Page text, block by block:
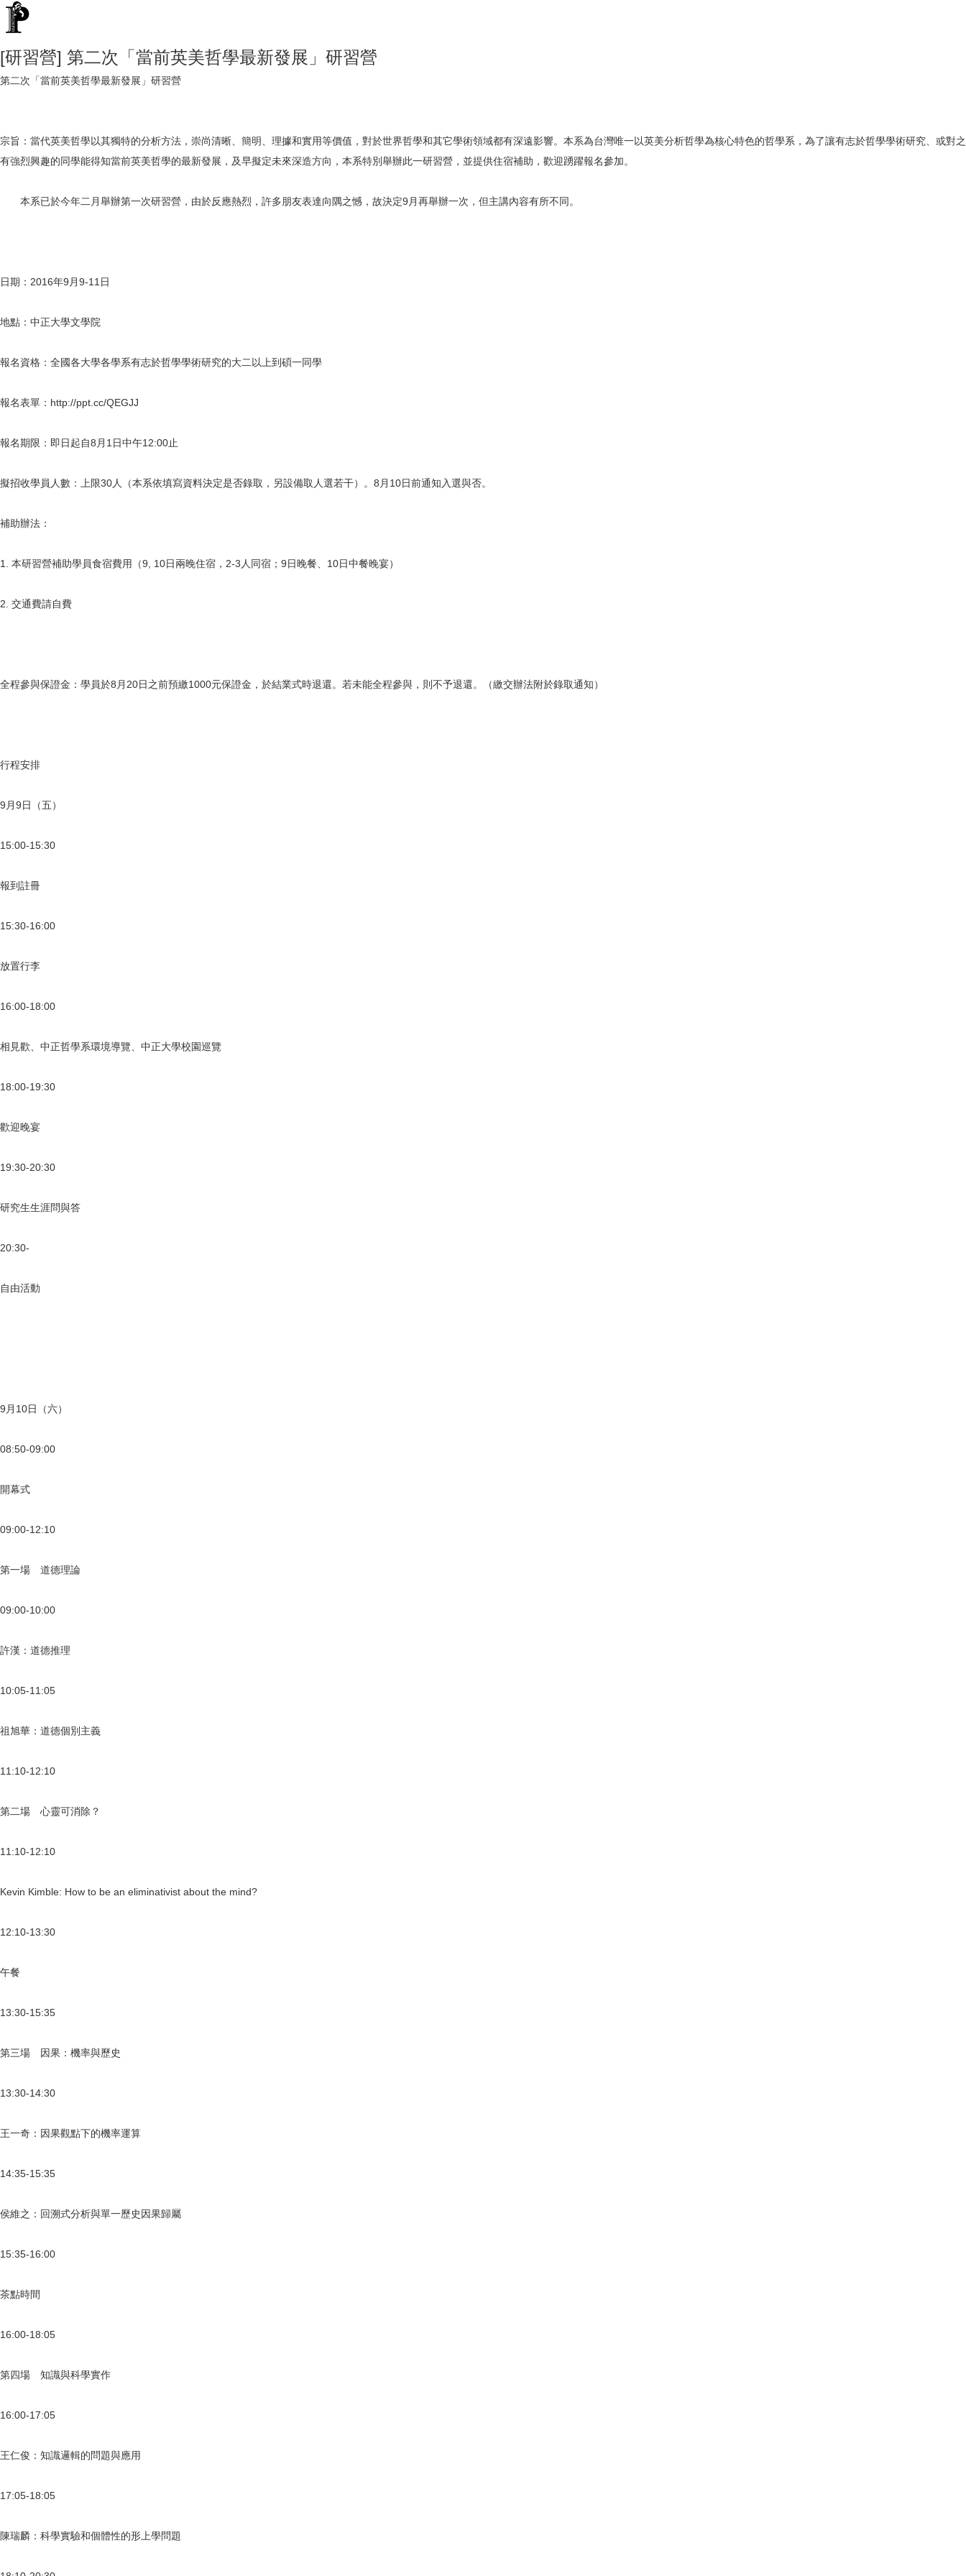
[研習營] 第二次「當前英美哲學最新發展」研習營
第二次「當前英美哲學最新發展」研習營
宗旨：當代英美哲學以其獨特的分析方法，崇尚清晰、簡明、理據和實用等價值，對於世界哲學和其它學術領域都有深遠影響。本系為台灣唯一以英美分析哲學為核心特色的哲學系，為了讓有志於哲學學術研究、或對之
有強烈興趣的同學能得知當前英美哲學的最新發展，及早擬定未來深造方向，本系特別舉辦此一研習營，並提供住宿補助，歡迎踴躍報名參加。
本系已於今年二月舉辦第一次研習營，由於反應熱烈，許多朋友表達向隅之憾，故決定9月再舉辦一次，但主講內容有所不同。
日期：2016年9月9-11日
地點：中正大學文學院
報名資格：全國各大學各學系有志於哲學學術研究的大二以上到碩一同學
報名表單：http://ppt.cc/QEGJJ
報名期限：即日起自8月1日中午12:00止
擬招收學員人數：上限30人（本系依填寫資料決定是否錄取，另設備取人選若干）。8月10日前通知入選與否。
補助辦法：
1. 本研習營補助學員食宿費用（9, 10日兩晚住宿，2-3人同宿；9日晚餐、10日中餐晚宴）
2. 交通費請自費
全程參與保證金：學員於8月20日之前預繳1000元保證金，於結業式時退還。若未能全程參與，則不予退還。（繳交辦法附於錄取通知）
行程安排
9月9日（五）
15:00-15:30
報到註冊
15:30-16:00
放置行李
16:00-18:00
相見歡、中正哲學系環境導覽、中正大學校園巡覽
18:00-19:30
歡迎晚宴
19:30-20:30
研究生生涯問與答
20:30-
自由活動
9月10日（六）
08:50-09:00
開幕式
09:00-12:10
第一場 道德理論
09:00-10:00
許漢：道德推理
10:05-11:05
祖旭華：道德個別主義
11:10-12:10
第二場 心靈可消除？
11:10-12:10
Kevin Kimble: How to be an eliminativist about the mind?
12:10-13:30
午餐
13:30-15:35
第三場 因果：機率與歷史
13:30-14:30
王一奇：因果觀點下的機率運算
14:35-15:35
侯維之：回溯式分析與單一歷史因果歸屬
15:35-16:00
茶點時間
16:00-18:05
第四場 知識與科學實作
16:00-17:05
王仁俊：知識邏輯的問題與應用
17:05-18:05
陳瑞麟：科學實驗和個體性的形上學問題